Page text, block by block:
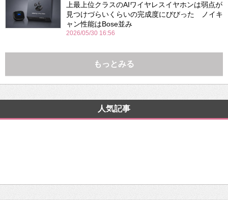
上最上位クラスのAIワイヤレスイヤホンは弱点が
見つけづらいくらいの完成度にびびった ノイキ
ャン性能はBose並み
2026/05/30 16:56
もっとみる
人気記事